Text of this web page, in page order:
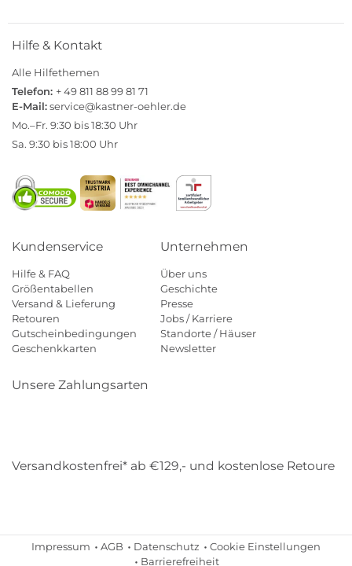
Hilfe & Kontakt
Alle Hilfethemen
Telefon: + 49 811 88 99 81 71
E-Mail:service@kastner-oehler.de
Mo.–Fr. 9:30 bis 18:30 Uhr
Sa. 9:30 bis 18:00 Uhr
Kundenservice
Hilfe & FAQ
Größentabellen
Versand & Lieferung
Retouren
Gutscheinbedingungen
Geschenkkarten
Unternehmen
Über uns
Geschichte
Presse
Jobs / Karriere
Standorte / Häuser
Newsletter
Unsere Zahlungsarten
Versandkostenfrei* ab €129,- und kostenlose Retoure
Impressum AGB Datenschutz
Cookie Einstellungen
Barrierefreiheit